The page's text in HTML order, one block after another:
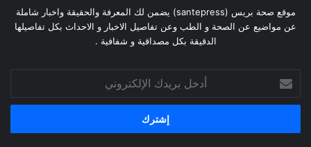
موقع صحة بريس (santepress) يضمن لك المعرفة والحقيقة واخبار شاملة
عن مواضيع عن الصحة و الطب وعن تفاصيل الاخبار و الاحداث بكل تفاصيلها
الدقيقة بكل مصداقية و شفافية .
أدخل
بريدك
الإلكتروني